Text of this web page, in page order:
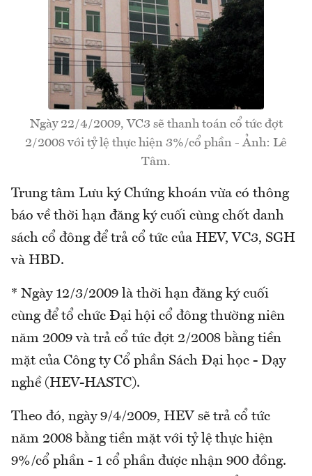
Ngày 22/4/2009, VC3 sẽ thanh toán cổ tức đợt
2/2008 với tỷ lệ thực hiện 3%/cổ phần - Ảnh: Lê
Tâm.
Trung tâm Lưu ký Chứng khoán vừa có thông
báo về thời hạn đăng ký cuối cùng chốt danh
sách cổ đông để trả cổ tức của HEV, VC3, SGH
và HBD.
* Ngày 12/3/2009 là thời hạn đăng ký cuối
cùng để tổ chức Đại hội cổ đông thường niên
năm 2009 và trả cổ tức đợt 2/2008 bằng tiền
mặt của Công ty Cổ phần Sách Đại học - Dạy
nghề (HEV-HASTC).
Theo đó, ngày 9/4/2009, HEV sẽ trả cổ tức
năm 2008 bằng tiền mặt với tỷ lệ thực hiện
9%/cổ phần - 1 cổ phần được nhận 900 đồng.